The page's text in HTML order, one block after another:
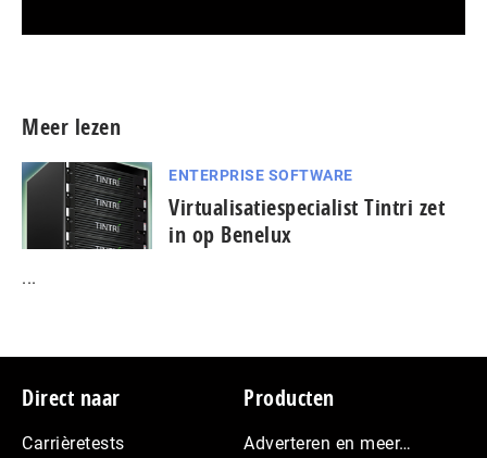
Meer lezen
ENTERPRISE SOFTWARE
Virtualisatiespecialist Tintri zet
in op Benelux
...
Footer
Direct naar
Carrièretests
Producten
Adverteren en meer…